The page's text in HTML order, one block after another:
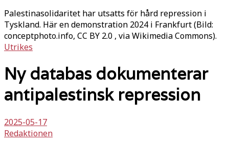
Palestinasolidaritet har utsatts för hård repression i
Tyskland. Här en demonstration 2024 i Frankfurt (Bild:
conceptphoto.info, CC BY 2.0 , via Wikimedia Commons).
Utrikes
Ny databas dokumenterar
antipalestinsk repression
2025-05-17
Redaktionen